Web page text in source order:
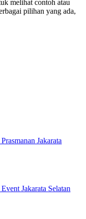
melihat contoh atau
pilihan yang ada,
Jakarata
Jakarata Selatan